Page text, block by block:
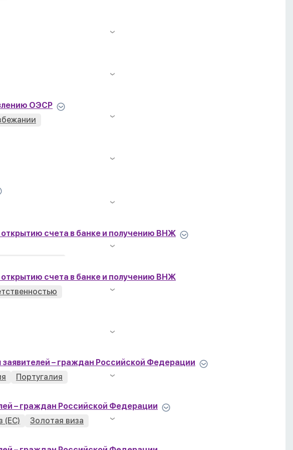
ОЭСР
счета в банке и получению ВНЖ
счета в банке и получению ВНЖ
– граждан Российской Федерации
Португалия
– граждан Российской Федерации
(ЕС)
Золотая виза